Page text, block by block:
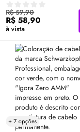
R$ 59,90
R$ 58,90
à vista
+ 7 opções